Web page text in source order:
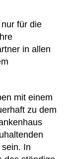
für die
in allen
mit einem
zu dem
In